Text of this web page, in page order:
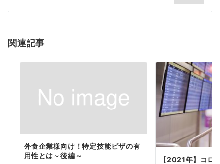
関連記事
外食企業様向け！特定技能ビザの有
用性とは～後編～
【2021年】コロ